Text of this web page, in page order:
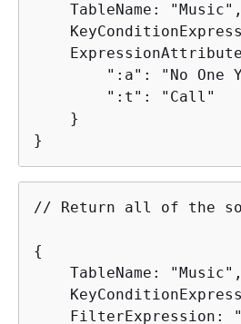
    TableName: "Music",
":a": "No One
        ":t": "Call"
    }
}
// Return all of the
{
    TableName: "Music",
FilterExpression: